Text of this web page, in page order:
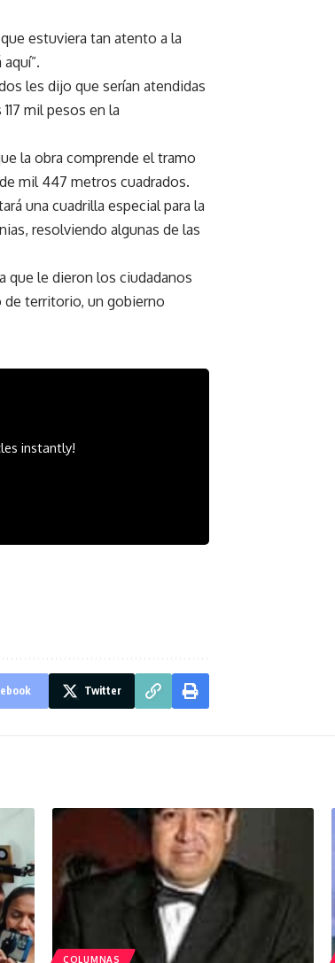
estuviera tan atento a la
les dijo que serían atendidas
mil pesos en la
la obra comprende el tramo
mil 447 metros cuadrados.
una cuadrilla especial para la
resolviendo algunas de las
que le dieron los ciudadanos
de territorio, un gobierno
instantly!
Twitter
COLUMNAS